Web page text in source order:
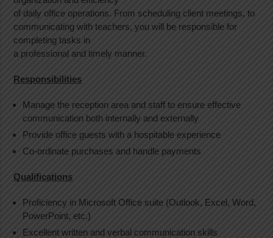
of daily office operations. From scheduling client meetings, to
communicating with teachers, you will be responsible for
completing tasks in
a professional and timely manner.
Responsibilities
Manage the reception area and staff to ensure effective
communication both internally and externally
Provide office guests with a hospitable experience
Co-ordinate purchases and handle payments
Qualifications
Proficiency in Microsoft Office suite (Outlook, Excel, Word,
PowerPoint, etc.)
Excellent written and verbal communication skills